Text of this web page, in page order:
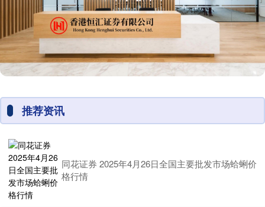
推荐资讯
同花证券 2025年4月26日全国主要批发市场蛤蜊价
格行情